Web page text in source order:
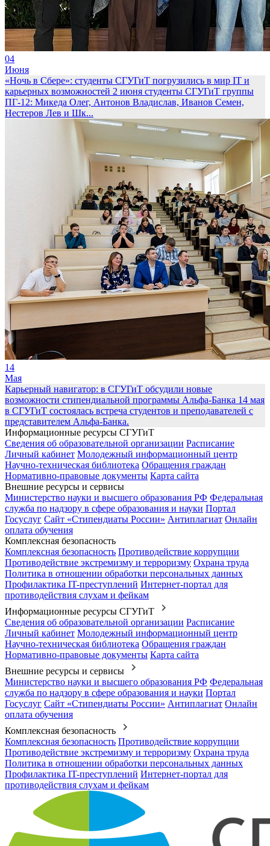
04
Июня
«Ночь в Сбере»: студенты СГУГиТ погрузились в мир IT и
карьерных возможностей 2 июня студенты СГУГиТ группы
ПГ-12: Микеда Олег, Антонов Владислав, Иванов Семен,
Нестеров Лев и Шк...
14
Мая
Карьерный навигатор: в СГУГиТ обсудили новые
возможности стипендиальной программы Альфа-Банка 14 мая
в СГУГиТ состоялась встреча студентов и преподавателей с
представителем Альфа-Банка.
Информационные ресурсы СГУГиТ
Сведения об образовательной организации Расписание
Личный кабинет Молодежный информационный центр
Научно-техническая библиотека Обращения граждан
Нормативно-правовые документы Карта сайта
Внешние ресурсы и сервисы
Министерство науки и высшего образования РФ Федеральная
служба по надзору в сфере образования и науки Портал
Госуслуг Сайт «Стипендиаты России» Антиплагиат Онлайн
оплата обучения
Комплексная безопасность
Комплексная безопасность Противодействие коррупции
Противодействие экстремизму и терроризму Охрана труда
Политика в отношении обработки персональных данных
Профилактика IT-преступлений Интернет-портал для
противодействия слухам и фейкам
Информационные ресурсы СГУГиТ
Сведения об образовательной организации Расписание
Личный кабинет Молодежный информационный центр
Научно-техническая библиотека Обращения граждан
Нормативно-правовые документы Карта сайта
Внешние ресурсы и сервисы
Министерство науки и высшего образования РФ Федеральная
служба по надзору в сфере образования и науки Портал
Госуслуг Сайт «Стипендиаты России» Антиплагиат Онлайн
оплата обучения
Комплексная безопасность
Комплексная безопасность Противодействие коррупции
Противодействие экстремизму и терроризму Охрана труда
Политика в отношении обработки персональных данных
Профилактика IT-преступлений Интернет-портал для
противодействия слухам и фейкам